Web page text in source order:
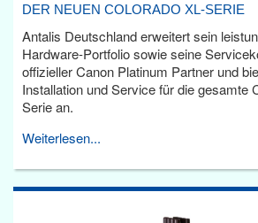
ER NEUEN COLORADO XL-SERIE
Antalis Deutschland erweitert sein
Hardware-Portfolio sowie seine
offizieller Canon Platinum Partner und
Installation und Service für die gesamte
Serie an.
Weiterlesen...